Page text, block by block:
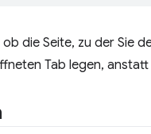
die Seite, zu der Sie
Tab legen,